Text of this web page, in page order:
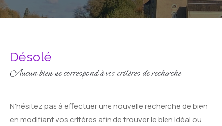
Fr
Désolé
Aucun bien ne correspond à vos critères de recherche
N'hésitez pas à effectuer une nouvelle recherche de bien
en modifiant vos critères afin de trouver le bien idéal ou